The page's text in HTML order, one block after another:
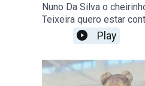
Nuno Da Silva o
Teixeira quero estar
maravilha de Portugal
e euJosé Santos se
apertadinhosMarco
alguém Alandra e
Play